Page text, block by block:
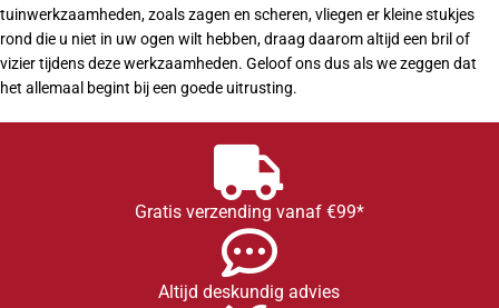
tuinwerkzaamheden, zoals zagen en scheren, vliegen er kleine stukjes
rond die u niet in uw ogen wilt hebben, draag daarom altijd een bril of
vizier tijdens deze werkzaamheden. Geloof ons dus als we zeggen dat
het allemaal begint bij een goede uitrusting.
Gratis verzending vanaf €99*
Altijd deskundig advies